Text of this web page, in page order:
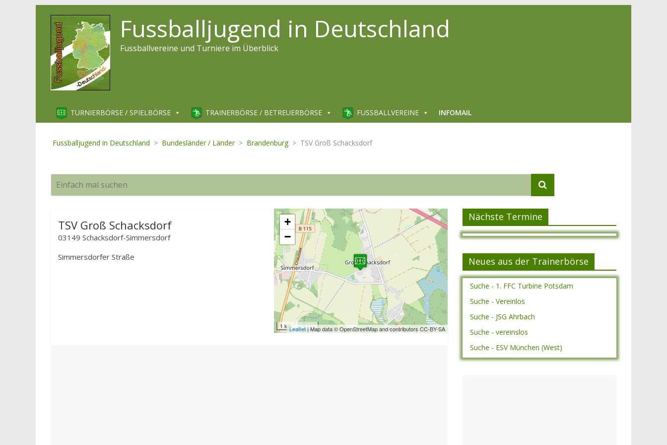
Fussballjugend in Deutschland
Fussballvereine und Turniere im Überblick
TURNIERBÖRSE / SPIELBÖRSE TRAINERBÖRSE / BETREUERBÖRSE FUSSBALLVEREINE INFOMAIL
Fussballjugend in Deutschland > Bundesländer / Länder > Brandenburg > TSV Groß Schacksdorf
+
−
1 kmLeaflet| Map data © OpenStreetMap and contributors CC-BY-SA
TSV Groß Schacksdorf
03149 Schacksdorf-Simmersdorf
Simmersdorfer Straße
Nächste Termine
Neues aus der Trainerbörse
Suche - 1. FFC Turbine Potsdam
Suche - Vereinlos
Suche - JSG Ahrbach
Suche - vereinslos
Suche - ESV München (West)